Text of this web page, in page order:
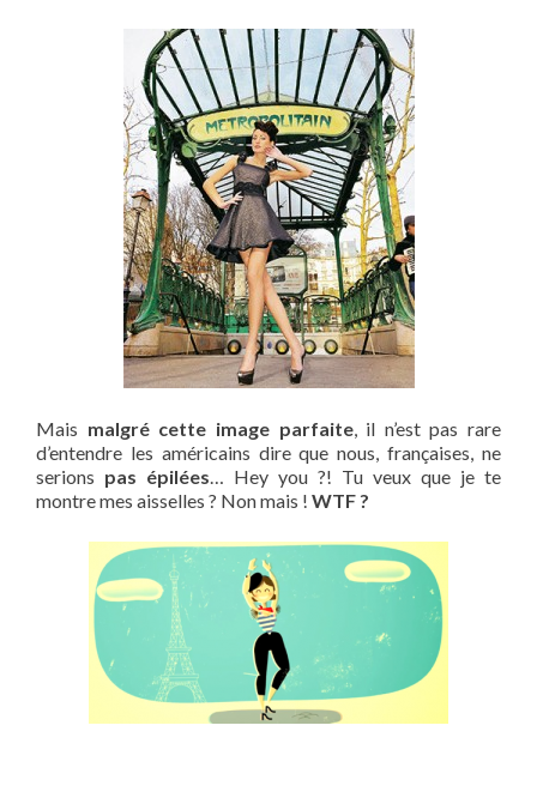
Mais malgré cette image parfaite, il n’est pas rare
d’entendre les américains dire que nous, françaises, ne
serions pas épilées… Hey you ?! Tu veux que je te
montre mes aisselles ? Non mais ! WTF ?